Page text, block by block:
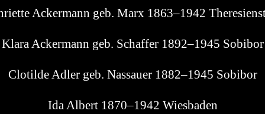
Acker­mann geb. Marx 1863–1942
Kla­ra Acker­mann geb. Schaf­fer 1892–1945 Sobibor
Clotil­de Adler geb. Nas­sau­er 1882–1945 Sobibor
Ida Albert 1870–1942 Wiesbaden